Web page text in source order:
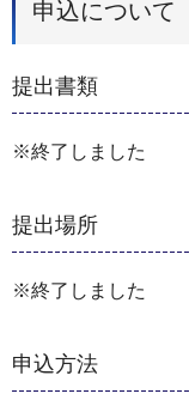
申込について
提出書類
※終了しました
提出場所
※終了しました
申込方法